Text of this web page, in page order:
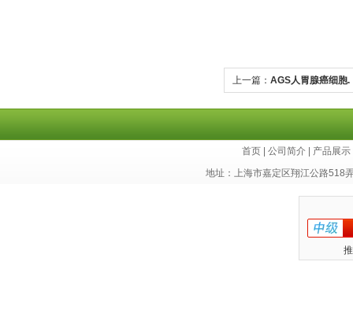
上一篇： AGS人胃腺癌细胞.
首页 公司简介 产品展示
地址：上海市嘉定区翔江公路518